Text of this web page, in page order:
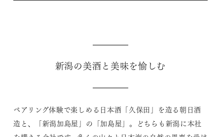
新潟の美酒と美味を愉しむ
ペアリング体験で楽しめる日本酒「久保田」を造る朝日酒
造と、「新潟加島屋」の「加島屋」。どちらも新潟に本社